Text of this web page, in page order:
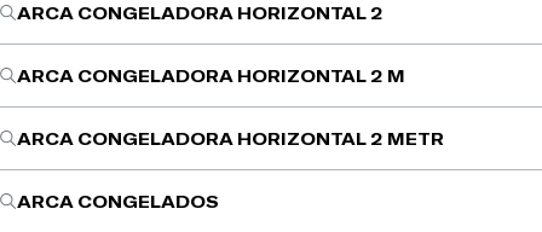
ARCA CONGELADORA HORIZONTAL 2
ARCA CONGELADORA HORIZONTAL 2 M
ARCA CONGELADORA HORIZONTAL 2 METR
ARCA CONGELADOS